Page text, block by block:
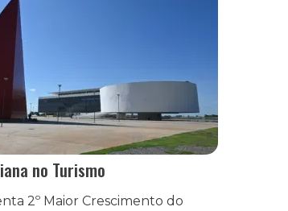
no Turismo
2º Maior Crescimento do